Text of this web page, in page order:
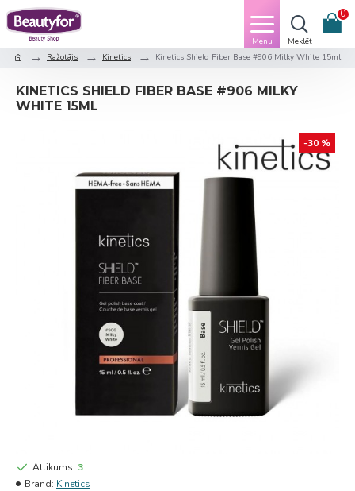
0
Ražotājs Kinetics Kinetics Shield Fiber Base #906 Milky White 15ml
KINETICS SHIELD FIBER BASE #906 MILKY
WHITE 15ML
-30 %
Atlikums: 3
Brand: Kinetics